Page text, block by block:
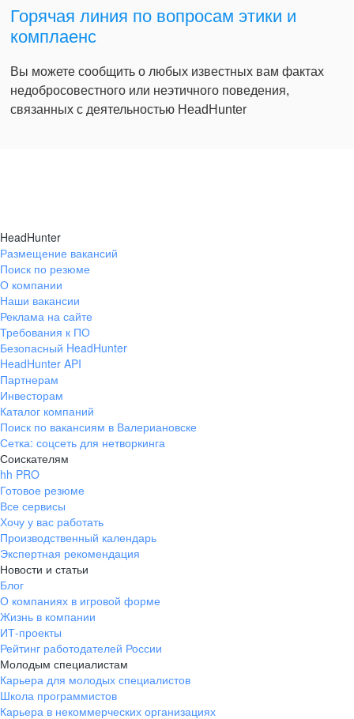
Горячая линия по вопросам этики и
комплаенс
Вы можете сообщить о любых известных вам фактах
недобросовестного или неэтичного поведения,
связанных с деятельностью HeadHunter
HeadHunter
Размещение вакансий
Поиск по резюме
О компании
Наши вакансии
Реклама на сайте
Требования к ПО
Безопасный HeadHunter
HeadHunter API
Партнерам
Инвесторам
Каталог компаний
Поиск по вакансиям в Валериановске
Сетка: соцсеть для нетворкинга
Соискателям
hh PRO
Готовое резюме
Все сервисы
Хочу у вас работать
Производственный календарь
Экспертная рекомендация
Новости и статьи
Блог
О компаниях в игровой форме
Жизнь в компании
ИТ-проекты
Рейтинг работодателей России
Молодым специалистам
Карьера для молодых специалистов
Школа программистов
Карьера в некоммерческих организациях